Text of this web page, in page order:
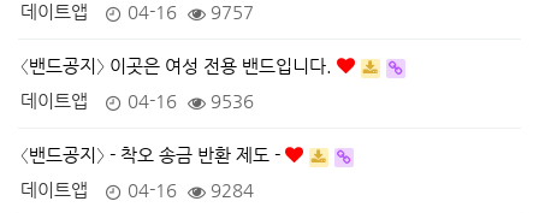
데이트앱
04-16 9757
〈밴드공지〉 이곳은 여성 전용 밴드입니다.
데이트앱
04-16 9536
〈밴드공지〉 - 착오 송금 반환 제도 -
데이트앱
04-16 9284